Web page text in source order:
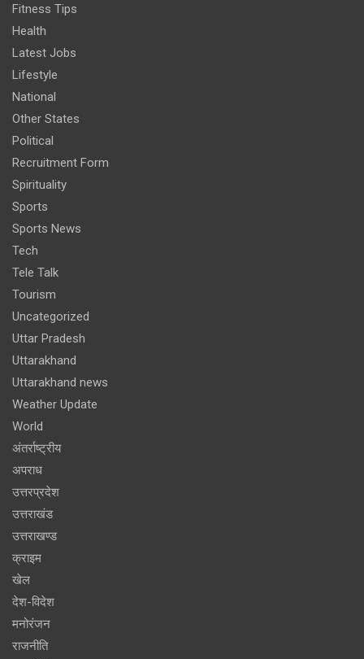
Fitness Tips
Health
Latest Jobs
Lifestyle
National
Other States
Political
Recruitment Form
Spirituality
Sports
Sports News
Tech
Tele Talk
Tourism
Uncategorized
Uttar Pradesh
Uttarakhand
Uttarakhand news
Weather Update
World
अंतर्राष्ट्रीय
अपराध
उत्तरप्रदेश
उत्तराखंड
उत्तराखण्ड
क्राइम
खेल
देश-विदेश
मनोरंजन
राजनीति